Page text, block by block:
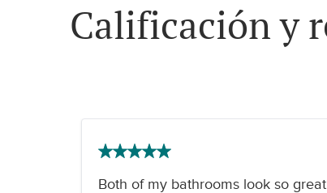
Calificación y
Both of my bathrooms look so